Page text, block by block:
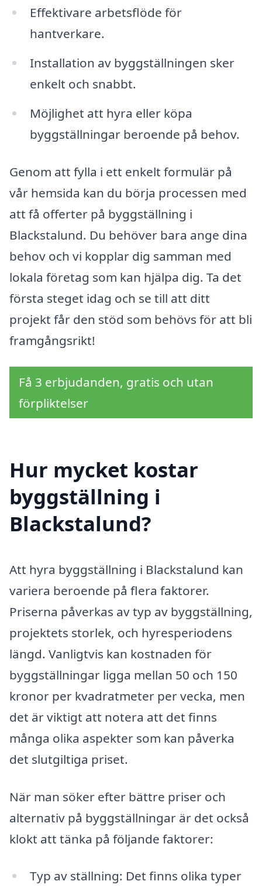
Effektivare arbetsflöde för
hantverkare.
Installation av byggställningen sker
enkelt och snabbt.
Möjlighet att hyra eller köpa
byggställningar beroende på behov.
Genom att fylla i ett enkelt formulär på
vår hemsida kan du börja processen med
att få offerter på byggställning i
Blackstalund. Du behöver bara ange dina
behov och vi kopplar dig samman med
lokala företag som kan hjälpa dig. Ta det
första steget idag och se till att ditt
projekt får den stöd som behövs för att bli
framgångsrikt!
Få 3 erbjudanden, gratis och utan
förpliktelser
Hur mycket kostar
byggställning i
Blackstalund?
Att hyra byggställning i Blackstalund kan
variera beroende på flera faktorer.
Priserna påverkas av typ av byggställning,
projektets storlek, och hyresperiodens
längd. Vanligtvis kan kostnaden för
byggställningar ligga mellan 50 och 150
kronor per kvadratmeter per vecka, men
det är viktigt att notera att det finns
många olika aspekter som kan påverka
det slutgiltiga priset.
När man söker efter bättre priser och
alternativ på byggställningar är det också
klokt att tänka på följande faktorer:
Typ av ställning: Det finns olika typer